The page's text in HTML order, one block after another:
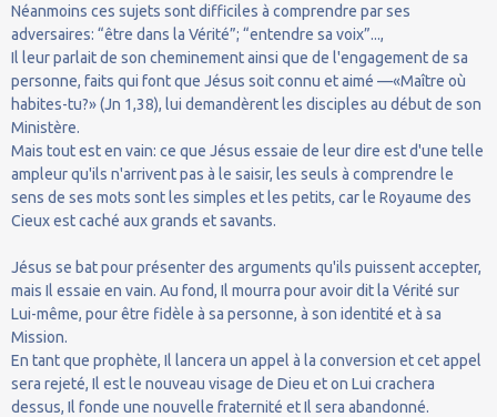
Néanmoins ces sujets sont difficiles à comprendre par ses
adversaires: “être dans la Vérité”; “entendre sa voix”...,
Il leur parlait de son cheminement ainsi que de l'engagement de sa
personne, faits qui font que Jésus soit connu et aimé —«Maître où
habites-tu?» (Jn 1,38), lui demandèrent les disciples au début de son
Ministère.
Mais tout est en vain: ce que Jésus essaie de leur dire est d'une telle
ampleur qu'ils n'arrivent pas à le saisir, les seuls à comprendre le
sens de ses mots sont les simples et les petits, car le Royaume des
Cieux est caché aux grands et savants.
Jésus se bat pour présenter des arguments qu'ils puissent accepter,
mais Il essaie en vain. Au fond, Il mourra pour avoir dit la Vérité sur
Lui-même, pour être fidèle à sa personne, à son identité et à sa
Mission.
En tant que prophète, Il lancera un appel à la conversion et cet appel
sera rejeté, Il est le nouveau visage de Dieu et on Lui crachera
dessus, Il fonde une nouvelle fraternité et Il sera abandonné.